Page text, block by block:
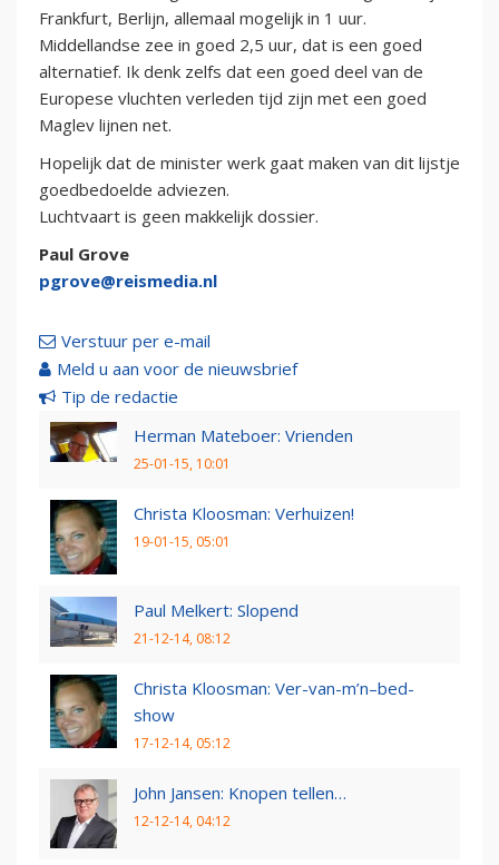
Frankfurt, Berlijn, allemaal mogelijk in 1 uur.
Middellandse zee in goed 2,5 uur, dat is een goed
alternatief. Ik denk zelfs dat een goed deel van de
Europese vluchten verleden tijd zijn met een goed
Maglev lijnen net.
Hopelijk dat de minister werk gaat maken van dit lijstje
goedbedoelde adviezen.
Luchtvaart is geen makkelijk dossier.
Paul Grove
pgrove@reismedia.nl
Verstuur per e-mail
Meld u aan voor de nieuwsbrief
Tip de redactie
Herman Mateboer: Vrienden
25-01-15, 10:01
Christa Kloosman: Verhuizen!
19-01-15, 05:01
Paul Melkert: Slopend
21-12-14, 08:12
Christa Kloosman: Ver-van-m’n–bed-
show
17-12-14, 05:12
John Jansen: Knopen tellen…
12-12-14, 04:12